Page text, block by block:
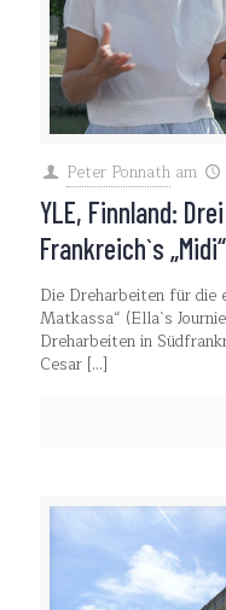
Peter Ponnath am
YLE, Finnland:
Frankreich`s „Midi“
Die Dreharbeiten für die
Matkassa“ (Ella`s
Dreharbeiten in
Cesar […]